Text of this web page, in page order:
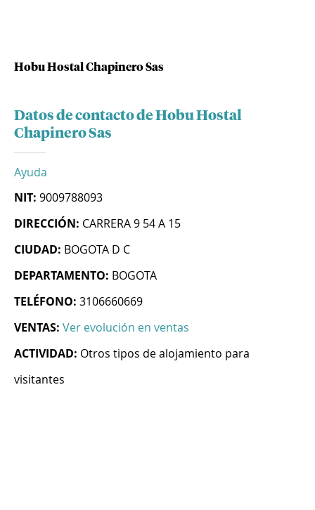
Hobu Hostal Chapinero Sas
Datos de contacto de Hobu Hostal
Chapinero Sas
Ayuda
NIT: 9009788093
DIRECCIÓN: CARRERA 9 54 A 15
CIUDAD: BOGOTA D C
DEPARTAMENTO: BOGOTA
TELÉFONO: 3106660669
VENTAS: Ver evolución en ventas
ACTIVIDAD: Otros tipos de alojamiento para
visitantes